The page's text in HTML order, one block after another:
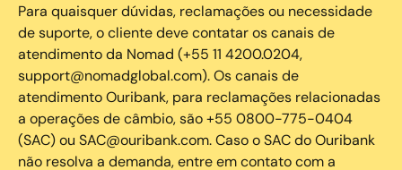
Para quaisquer dúvidas, reclamações ou necessidade
de suporte, o cliente deve contatar os canais de
atendimento da Nomad (+55 11 4200.0204,
support@nomadglobal.com). Os canais de
atendimento Ouribank, para reclamações relacionadas
a operações de câmbio, são +55 0800-775-0404
(SAC) ou SAC@ouribank.com. Caso o SAC do Ouribank
não resolva a demanda, entre em contato com a